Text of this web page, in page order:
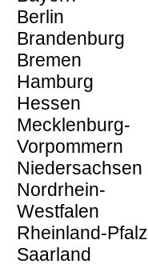
Berlin
Brandenburg
Bremen
Hamburg
Hessen
Mecklenburg-
Vorpommern
Niedersachsen
Nordrhein-
Westfalen
Rheinland-Pfalz
Saarland